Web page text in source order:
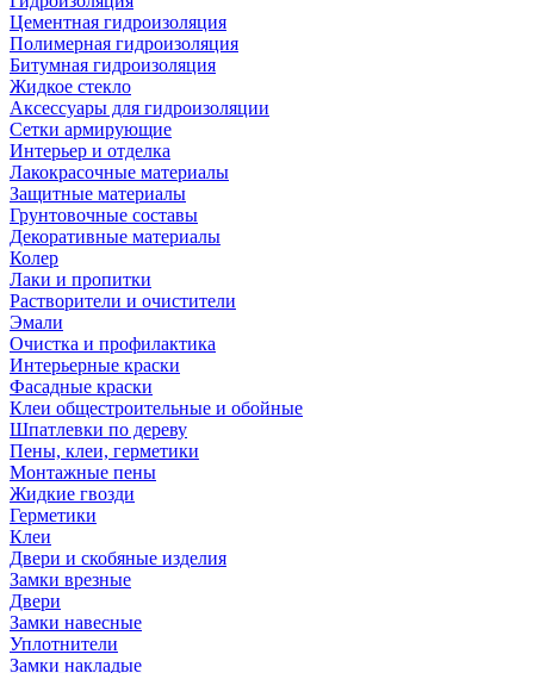
Цементная гидроизоляция
Полимерная гидроизоляция
Битумная гидроизоляция
Жидкое стекло
Аксессуары для гидроизоляции
Сетки армирующие
Интерьер и отделка
Лакокрасочные материалы
Защитные материалы
Грунтовочные составы
Декоративные материалы
Колер
Лаки и пропитки
Растворители и очистители
Эмали
Очистка и профилактика
Интерьерные краски
Фасадные краски
Клеи общестроительные и обойные
Шпатлевки по дереву
Пены, клеи, герметики
Монтажные пены
Жидкие гвозди
Герметики
Клеи
Двери и скобяные изделия
Замки врезные
Двери
Замки навесные
Уплотнители
Замки накладые